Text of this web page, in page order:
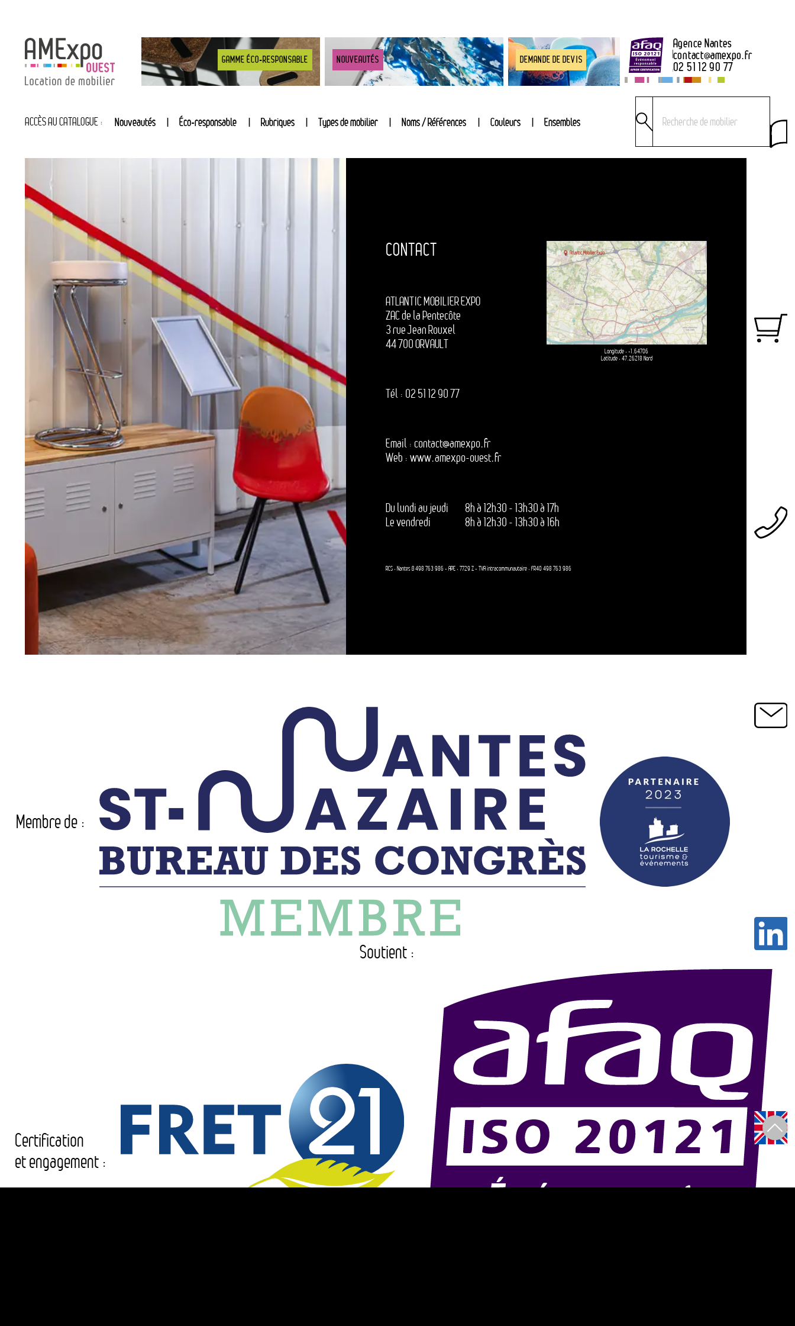
GAMME ÉCO-RESPONSABLE NOUVEAUTÉS DEMANDE DE DEVIS
Agence Nantes
contact@amexpo.fr
02 51 12 90 77
ACCÈS AU CATALOGUE : Nouveautés Éco-responsable Rubriques Types de mobilier Noms / Références Couleurs Ensembles
CONTACT
ATLANTIC MOBILIER EXPO
ZAC de la Pentecôte
3 rue Jean Rouxel
44 700 ORVAULT
Tél : 02 51 12 90 77
Email :contact@amexpo.fr
Web :www.amexpo-ouest.fr
Du lundi au jeudi
8h à 12h30 - 13h30 à 17h
Le vendredi
8h à 12h30 - 13h30 à 16h
RCS : Nantes B 498 763 986-APE : 7729 Z-TVA intracommunautaire : FR40 498 763 986
Longitude : -1.64706
Latitude: 47.26218 Nord
Membre de :
Soutient :
Certification
et engagement :